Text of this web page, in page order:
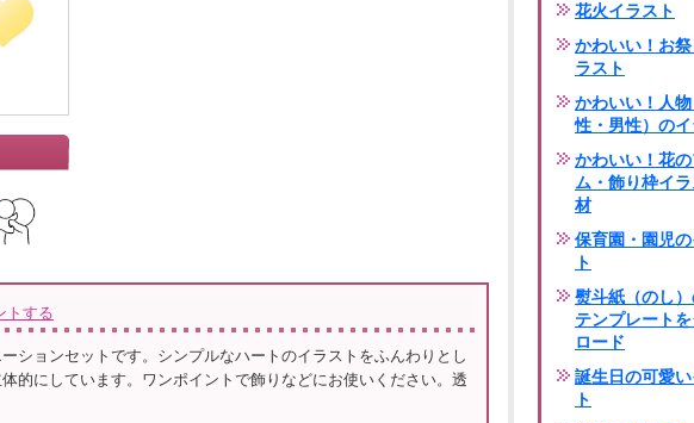
トする
ションセットです。シンプルなハートのイラストをふんわりとし
的にしています。ワンポイントで飾りなどにお使いください。透
花火イラスト
かわいい！お祭
ラスト
かわいい！人
性・男性）のイ
かわいい！花
ム・飾り枠イ
材
保育園・園児
ト
熨斗紙（のし
テンプレート
ロード
誕生日の可愛
ト